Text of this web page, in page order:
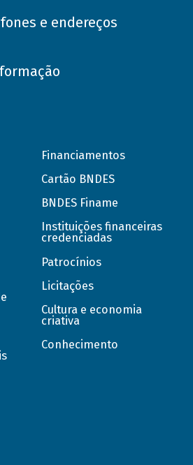
e endereços
Financiamentos
Cartão BNDES
BNDES Finame
Instituições financeiras
credenciadas
Patrocínios
Licitações
Cultura e economia
criativa
Conhecimento